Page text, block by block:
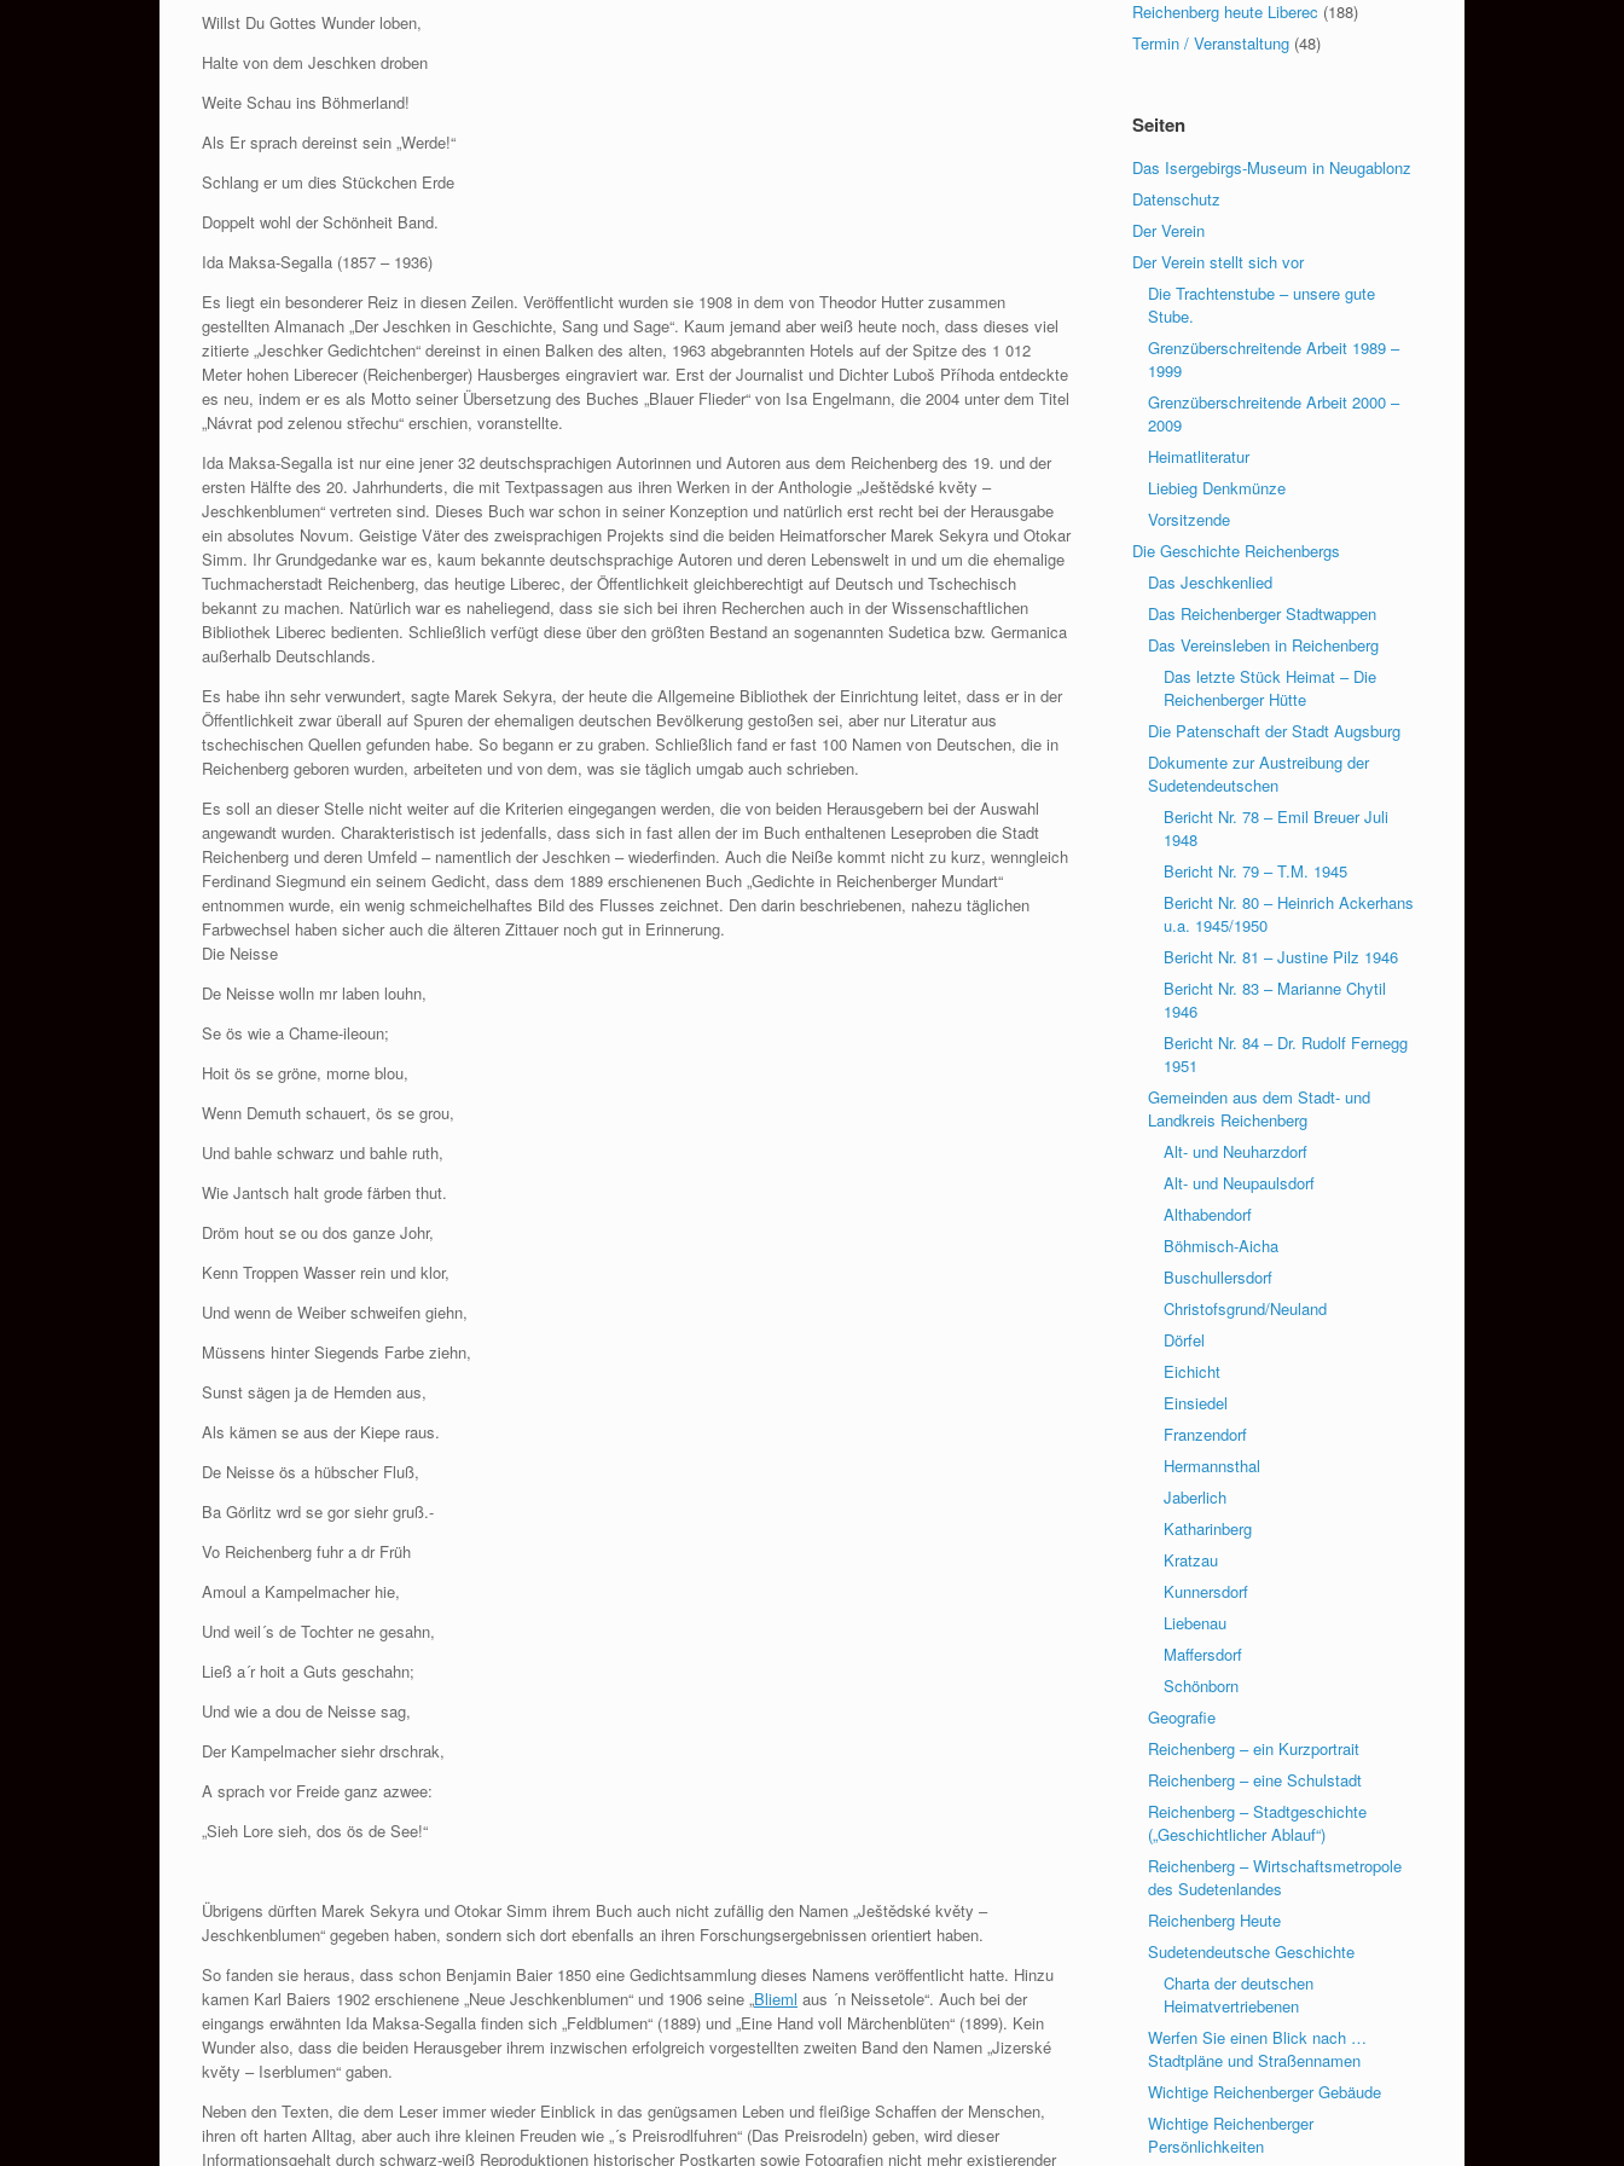
Willst Du Gottes Wunder loben,
Halte von dem Jeschken droben
Weite Schau ins Böhmerland!
Als Er sprach dereinst sein „Werde!“
Schlang er um dies Stückchen Erde
Doppelt wohl der Schönheit Band.
Ida Maksa-Segalla (1857 – 1936)
Es liegt ein besonderer Reiz in diesen Zeilen. Veröffentlicht wurden sie 1908 in dem von Theodor Hutter zusammen
gestellten Almanach „Der Jeschken in Geschichte, Sang und Sage“. Kaum jemand aber weiß heute noch, dass dieses viel
zitierte „Jeschker Gedichtchen“ dereinst in einen Balken des alten, 1963 abgebrannten Hotels auf der Spitze des 1 012
Meter hohen Liberecer (Reichenberger) Hausberges eingraviert war. Erst der Journalist und Dichter Luboš Příhoda entdeckte
es neu, indem er es als Motto seiner Übersetzung des Buches „Blauer Flieder“ von Isa Engelmann, die 2004 unter dem Titel
„Návrat pod zelenou střechu“ erschien, voranstellte.
Ida Maksa-Segalla ist nur eine jener 32 deutschsprachigen Autorinnen und Autoren aus dem Reichenberg des 19. und der
ersten Hälfte des 20. Jahrhunderts, die mit Textpassagen aus ihren Werken in der Anthologie „Ještědské květy –
Jeschkenblumen“ vertreten sind. Dieses Buch war schon in seiner Konzeption und natürlich erst recht bei der Herausgabe
ein absolutes Novum. Geistige Väter des zweisprachigen Projekts sind die beiden Heimatforscher Marek Sekyra und Otokar
Simm. Ihr Grundgedanke war es, kaum bekannte deutschsprachige Autoren und deren Lebenswelt in und um die ehemalige
Tuchmacherstadt Reichenberg, das heutige Liberec, der Öffentlichkeit gleichberechtigt auf Deutsch und Tschechisch
bekannt zu machen. Natürlich war es naheliegend, dass sie sich bei ihren Recherchen auch in der Wissenschaftlichen
Bibliothek Liberec bedienten. Schließlich verfügt diese über den größten Bestand an sogenannten Sudetica bzw. Germanica
außerhalb Deutschlands.
Es habe ihn sehr verwundert, sagte Marek Sekyra, der heute die Allgemeine Bibliothek der Einrichtung leitet, dass er in der
Öffentlichkeit zwar überall auf Spuren der ehemaligen deutschen Bevölkerung gestoßen sei, aber nur Literatur aus
tschechischen Quellen gefunden habe. So begann er zu graben. Schließlich fand er fast 100 Namen von Deutschen, die in
Reichenberg geboren wurden, arbeiteten und von dem, was sie täglich umgab auch schrieben.
Es soll an dieser Stelle nicht weiter auf die Kriterien eingegangen werden, die von beiden Herausgebern bei der Auswahl
angewandt wurden. Charakteristisch ist jedenfalls, dass sich in fast allen der im Buch enthaltenen Leseproben die Stadt
Reichenberg und deren Umfeld – namentlich der Jeschken – wiederfinden. Auch die Neiße kommt nicht zu kurz, wenngleich
Ferdinand Siegmund ein seinem Gedicht, dass dem 1889 erschienenen Buch „Gedichte in Reichenberger Mundart“
entnommen wurde, ein wenig schmeichelhaftes Bild des Flusses zeichnet. Den darin beschriebenen, nahezu täglichen
Farbwechsel haben sicher auch die älteren Zittauer noch gut in Erinnerung.
Die Neisse
De Neisse wolln mr laben louhn,
Se ös wie a Chame-ileoun;
Hoit ös se gröne, morne blou,
Wenn Demuth schauert, ös se grou,
Und bahle schwarz und bahle ruth,
Wie Jantsch halt grode färben thut.
Dröm hout se ou dos ganze Johr,
Kenn Troppen Wasser rein und klor,
Und wenn de Weiber schweifen giehn,
Müssens hinter Siegends Farbe ziehn,
Sunst sägen ja de Hemden aus,
Als kämen se aus der Kiepe raus.
De Neisse ös a hübscher Fluß,
Ba Görlitz wrd se gor siehr gruß.-
Vo Reichenberg fuhr a dr Früh
Amoul a Kampelmacher hie,
Und weil´s de Tochter ne gesahn,
Ließ a´r hoit a Guts geschahn;
Und wie a dou de Neisse sag,
Der Kampelmacher siehr drschrak,
A sprach vor Freide ganz azwee:
„Sieh Lore sieh, dos ös de See!“
Übrigens dürften Marek Sekyra und Otokar Simm ihrem Buch auch nicht zufällig den Namen „Ještědské květy –
Jeschkenblumen“ gegeben haben, sondern sich dort ebenfalls an ihren Forschungsergebnissen orientiert haben.
So fanden sie heraus, dass schon Benjamin Baier 1850 eine Gedichtsammlung dieses Namens veröffentlicht hatte. Hinzu
kamen Karl Baiers 1902 erschienene „Neue Jeschkenblumen“ und 1906 seine „Blieml aus ´n Neissetole“. Auch bei der
eingangs erwähnten Ida Maksa-Segalla finden sich „Feldblumen“ (1889) und „Eine Hand voll Märchenblüten“ (1899). Kein
Wunder also, dass die beiden Herausgeber ihrem inzwischen erfolgreich vorgestellten zweiten Band den Namen „Jizerské
květy – Iserblumen“ gaben.
Neben den Texten, die dem Leser immer wieder Einblick in das genügsamen Leben und fleißige Schaffen der Menschen,
ihren oft harten Alltag, aber auch ihre kleinen Freuden wie „´s Preisrodlfuhren“ (Das Preisrodeln) geben, wird dieser
Informationsgehalt durch schwarz-weiß Reproduktionen historischer Postkarten sowie Fotografien nicht mehr existierender
Reichenberg heute Liberec (188)
Termin / Veranstaltung (48)
Seiten
Das Isergebirgs-Museum in Neugablonz
Datenschutz
Der Verein
Der Verein stellt sich vor
Die Trachtenstube – unsere gute
Stube.
Grenzüberschreitende Arbeit 1989 –
1999
Grenzüberschreitende Arbeit 2000 –
2009
Heimatliteratur
Liebieg Denkmünze
Vorsitzende
Die Geschichte Reichenbergs
Das Jeschkenlied
Das Reichenberger Stadtwappen
Das Vereinsleben in Reichenberg
Das letzte Stück Heimat – Die
Reichenberger Hütte
Die Patenschaft der Stadt Augsburg
Dokumente zur Austreibung der
Sudetendeutschen
Bericht Nr. 78 – Emil Breuer Juli
1948
Bericht Nr. 79 – T.M. 1945
Bericht Nr. 80 – Heinrich Ackerhans
u.a. 1945/1950
Bericht Nr. 81 – Justine Pilz 1946
Bericht Nr. 83 – Marianne Chytil
1946
Bericht Nr. 84 – Dr. Rudolf Fernegg
1951
Gemeinden aus dem Stadt- und
Landkreis Reichenberg
Alt- und Neuharzdorf
Alt- und Neupaulsdorf
Althabendorf
Böhmisch-Aicha
Buschullersdorf
Christofsgrund/Neuland
Dörfel
Eichicht
Einsiedel
Franzendorf
Hermannsthal
Jaberlich
Katharinberg
Kratzau
Kunnersdorf
Liebenau
Maffersdorf
Schönborn
Geografie
Reichenberg – ein Kurzportrait
Reichenberg – eine Schulstadt
Reichenberg – Stadtgeschichte
(„Geschichtlicher Ablauf“)
Reichenberg – Wirtschaftsmetropole
des Sudetenlandes
Reichenberg Heute
Sudetendeutsche Geschichte
Charta der deutschen
Heimatvertriebenen
Werfen Sie einen Blick nach …
Stadtpläne und Straßennamen
Wichtige Reichenberger Gebäude
Wichtige Reichenberger
Persönlichkeiten